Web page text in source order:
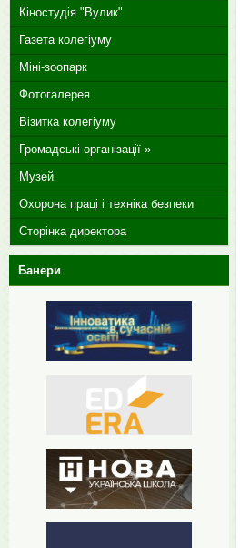
Кіностудія "Вулик"
Газета колегіуму
Міні-зоопарк
Фотогалерея
Візитка колегіуму
Громадські організації »
Музей
Охорона праці і техніка безпеки
Сторінка директора
Банери